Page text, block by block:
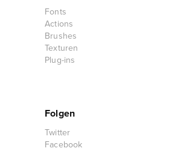
Fonts
Actions
Brushes
Texturen
Plug-ins
Folgen
Twitter
Facebook